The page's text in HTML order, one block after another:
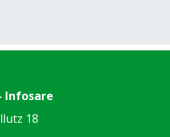
Infosare
18